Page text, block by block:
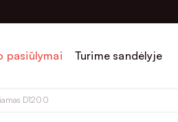
pasiūlymai Turime sandėlyje
D1200